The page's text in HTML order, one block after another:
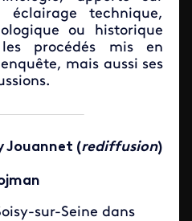
technique,
ou historique
procédés mis en
mais aussi ses
Jouannet (rediffusion)
sur-Seine dans